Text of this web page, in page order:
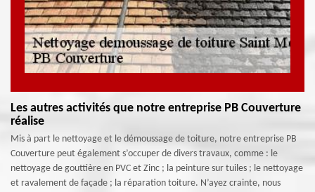
Les autres activités que notre entreprise PB Couverture
réalise
Mis à part le nettoyage et le démoussage de toiture, notre entreprise PB
Couverture peut également s’occuper de divers travaux, comme : le
nettoyage de gouttière en PVC et Zinc ; la peinture sur tuiles ; le nettoyage
et ravalement de façade ; la réparation toiture. N’ayez crainte, nous